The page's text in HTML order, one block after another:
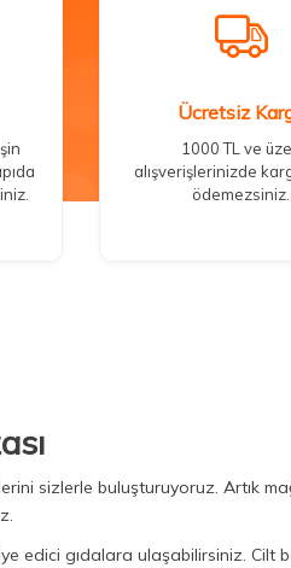
Ücretsiz
1000 TL ve
alışverişlerinizde
ödemezsiniz.
sizlerle buluşturuyoruz. Artık
edici gıdalara ulaşabilirsiniz. Cilt